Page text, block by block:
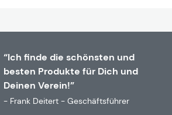
“Ich finde die schönsten und
besten Produkte für Dich und
Deinen Verein!”
- Frank Deitert - Geschäftsführer